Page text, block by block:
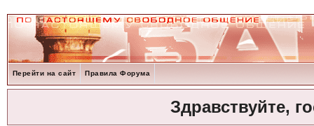
Перейти на сайт Правила Форума
Здравствуйте,